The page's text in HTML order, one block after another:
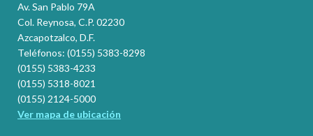
Av. San Pablo 79A
Col. Reynosa, C.P. 02230
Azcapotzalco, D.F.
Teléfonos: (0155) 5383-8298
(0155) 5383-4233
(0155) 5318-8021
(0155) 2124-5000
Ver mapa de ubicación